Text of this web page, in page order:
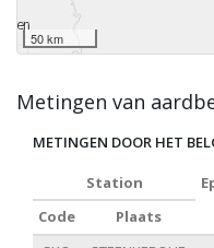
50 km
Metingen van
METINGEN DOOR HET
Station
Code
Plaats